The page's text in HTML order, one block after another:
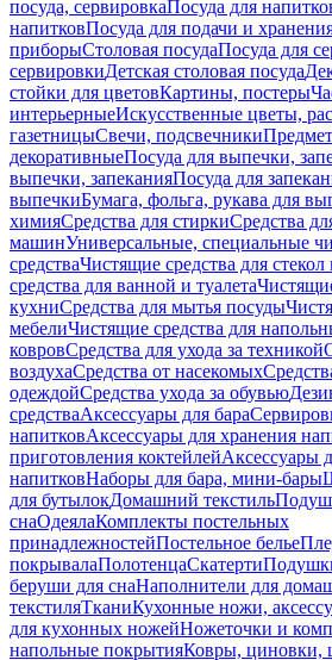
посуда, сервировкаПосуда для
напитковПосуда для подачи и
приборыСтоловая посудаПосуда для
сервировкиДетская столовая посуда
стойки для цветовКартины, постеры
интерьерныеИскусственные цветы,
газетницыСвечи, подсвечники
декоративныеПосуда для выпечки,
выпечки, запеканияПосуда для
выпечкиБумага, фольга, рукава для
химияСредства для стиркиСредства
машинУниверсальные, специальные
средстваЧистящие средства для стекол
средства для ванной и туалета
кухниСредства для мытья посуды
мебелиЧистящие средства для
ковровСредства для ухода за техникой
воздухаСредства от насекомых
одеждойСредства ухода за обувью
средстваАксессуары для бара
напитковАксессуары для хранения
приготовления коктейлейАксессуары
напитковНаборы для бара, мини-бары
для бутылокДомашний текстиль
снаОдеялаКомплекты постельных
принадлежностейПостельное белье
покрывалаПолотенцаСкатерти
беруши для снаНаполнители для
текстиляТканиКухонные ножи,
для кухонных ножейНожеточки и
напольные покрытияКовры, циновки,